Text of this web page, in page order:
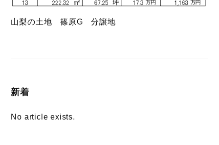
山梨の土地 篠原G 分譲地
新着
No article exists.